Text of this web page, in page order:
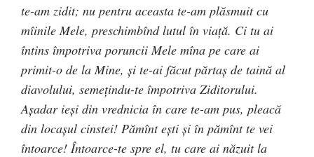
te-am zidit; nu pentru aceasta te-am plăsmuit cu
mîinile Mele, preschimbînd lutul în viaţă. Ci tu ai
întins împotriva poruncii Mele mîna pe care ai
primit-o de la Mine, şi te-ai făcut părtaş de taină al
diavolului, semeţindu-te împotriva Ziditorului.
Aşadar ieşi din vrednicia în care te-am pus, pleacă
din locaşul cinstei! Pămînt eşti şi în pămînt te vei
întoarce! Întoarce-te spre el, tu care ai năzuit la